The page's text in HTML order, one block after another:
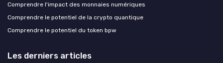
Comprendre l'impact des monnaies numériques
Comprendre le potentiel de la crypto quantique
Comprendre le potentiel du token bpw
Les derniers articles